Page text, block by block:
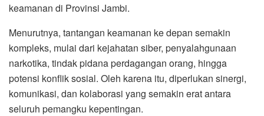
keamanan di Provinsi Jambi.
Menurutnya, tantangan keamanan ke depan semakin
kompleks, mulai dari kejahatan siber, penyalahgunaan
narkotika, tindak pidana perdagangan orang, hingga
potensi konflik sosial. Oleh karena itu, diperlukan sinergi,
komunikasi, dan kolaborasi yang semakin erat antara
seluruh pemangku kepentingan.